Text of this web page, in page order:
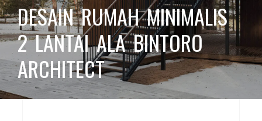
DESAIN RUMAH MINIMALIS
2 LANTAI ALA BINTORO
ARCHITECT